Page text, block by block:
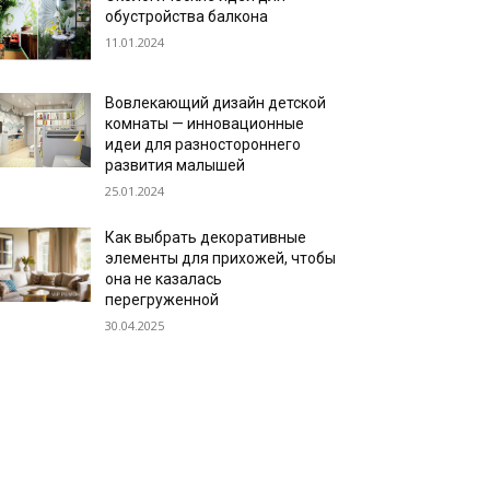
обустройства балкона
11.01.2024
Вовлекающий дизайн детской
комнаты — инновационные
идеи для разностороннего
развития малышей
25.01.2024
Как выбрать декоративные
элементы для прихожей, чтобы
она не казалась
перегруженной
30.04.2025